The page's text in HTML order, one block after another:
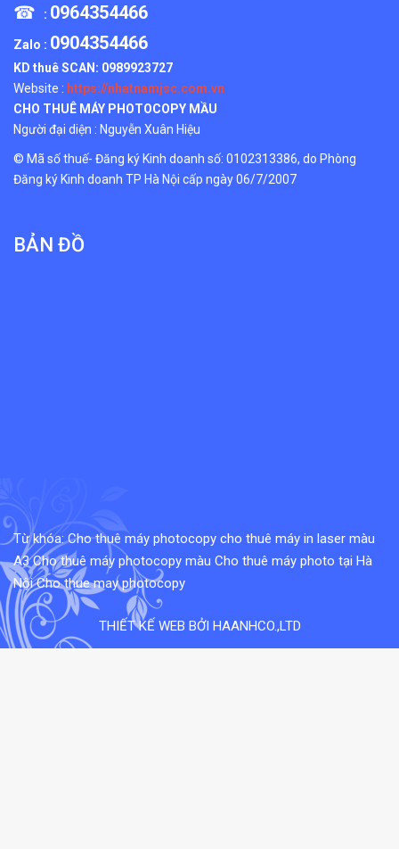
☎ : 0964354466
Zalo : 0904354466
KD thuê SCAN: 0989923727
Website : https://nhatnamjsc.com.vn
CHO THUÊ MÁY PHOTOCOPY MẦU
Người đại diện : Nguyễn Xuân Hiệu
© Mã số thuế- Đăng ký Kinh doanh số: 0102313386, do Phòng
Đăng ký Kinh doanh TP Hà Nội cấp ngày 06/7/2007
BẢN ĐỒ
Từ khóa:Cho thuê máy photocopy cho thuê máy in laser màu
A3 Cho thuê máy photocopy màu Cho thuê máy photo tại Hà
Nội Cho thue may photocopy
THIẾT KẾ WEB BỞI HAANHCO.,LTD